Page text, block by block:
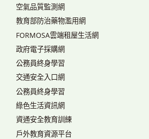
空氣品質監測網
教育部防治藥物濫用網
FORMOSA雲端租屋生活網
政府電子採購網
公務員終身學習
交通安全入口網
公務員終身學習
綠色生活資訊網
資通安全教育訓練
戶外教育資源平台